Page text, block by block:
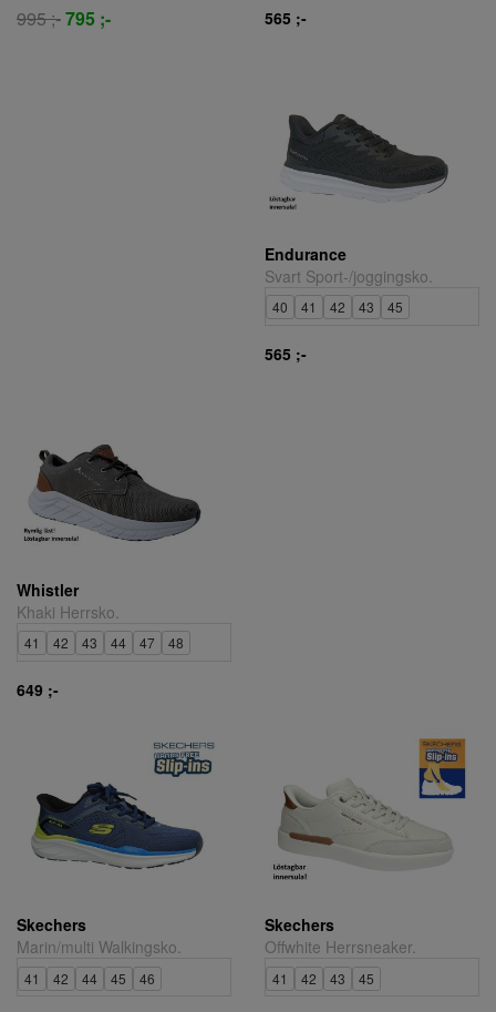
995 ;-795 ;- 565 ;-
Endurance
Svart Sport-/joggingsko.
40 41 42 43 45
565 ;-
Whistler
Khaki Herrsko.
41 42 43 44 47 48
649 ;-
Skechers
Marin/multi Walkingsko.
41 42 44 45 46
Skechers
Offwhite Herrsneaker.
41 42 43 45